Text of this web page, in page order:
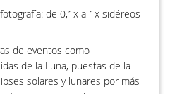
de 0,1x a 1x sidéreos
de eventos como
de la Luna, puestas de la
solares y lunares por más